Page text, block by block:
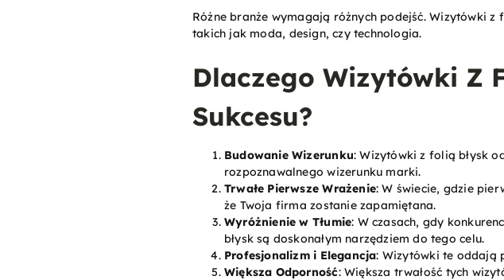
Różne branże wymagają różnych podejść. Wizytówki
takich jak moda, design, czy technologia.
Dlaczego Wizytówki Z
Sukcesu?
Budowanie Wizerunku: Wizytówki z folią błysk
rozpoznawalnego wizerunku marki.
Trwałe Pierwsze Wrażenie: W świecie, gdzie
że Twoja firma zostanie zapamiętana.
Wyróżnienie w Tłumie: W czasach, gdy
błysk są doskonałym narzędziem do tego celu.
Profesjonalizm i Elegancja: Wizytówki te oddają
Większa Odporność: Większa trwałość tych